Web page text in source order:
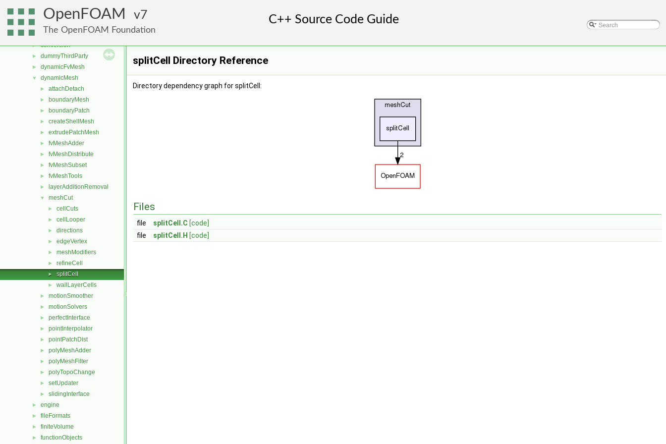
OpenFOAM 7
The OpenFOAM Foundation
► atmosphericModels
► combustionModels
► conversion
► dummyThirdParty
► dynamicFvMesh
▼ dynamicMesh
► attachDetach
► boundaryMesh
► boundaryPatch
► createShellMesh
► extrudePatchMesh
► fvMeshAdder
► fvMeshDistribute
► fvMeshSubset
► fvMeshTools
► layerAdditionRemoval
▼ meshCut
► cellCuts
► cellLooper
► directions
► edgeVertex
► meshModifiers
► refineCell
► splitCell
► wallLayerCells
► motionSmoother
► motionSolvers
► perfectInterface
► pointInterpolator
► pointPatchDist
► polyMeshAdder
► polyMeshFilter
► polyTopoChange
► setUpdater
► slidingInterface
► engine
► fileFormats
► finiteVolume
► functionObjects
splitCell Directory Reference
Directory dependency graph for splitCell:
Files
file splitCell.C [code]
file
splitCell.H [code]